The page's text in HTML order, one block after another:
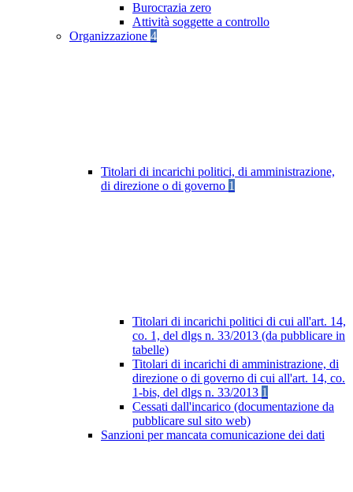
Burocrazia zero
Attività soggette a controllo
Organizzazione 4
Titolari di incarichi politici, di amministrazione,
di direzione o di governo 1
Titolari di incarichi politici di cui all'art. 14,
co. 1, del dlgs n. 33/2013 (da pubblicare in
tabelle)
Titolari di incarichi di amministrazione, di
direzione o di governo di cui all'art. 14, co.
1-bis, del dlgs n. 33/2013 1
Cessati dall'incarico (documentazione da
pubblicare sul sito web)
Sanzioni per mancata comunicazione dei dati